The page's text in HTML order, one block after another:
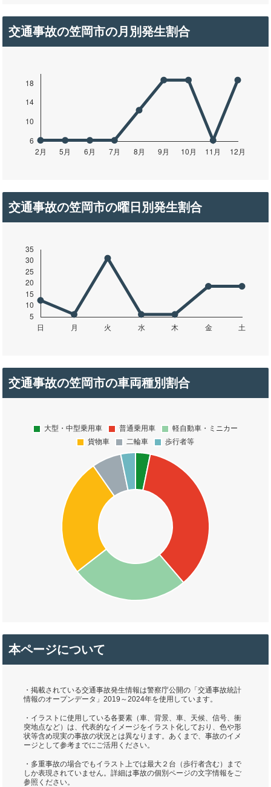
交通事故の笠岡市の月別発生割合
交通事故の笠岡市の曜日別発生割合
交通事故の笠岡市の車両種別割合
本ページについて
・掲載されている交通事故発生情報は警察庁公開の「交通事故統計
情報のオープンデータ」2019～2024年を使用しています。
・イラストに使用している各要素（車、背景、車、天候、信号、衝
突地点など）は、代表的なイメージをイラスト化しており、色や形
状等含め現実の事故の状況とは異なります。あくまで、事故のイメ
ージとして参考までにご活用ください。
・多重事故の場合でもイラスト上では最大２台（歩行者含む）まで
しか表現されていません。詳細は事故の個別ページの文字情報をご
参照ください。